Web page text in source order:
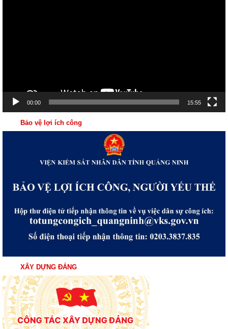
00:00 15:55
Bảo vệ lợi ích công
XÂY DỰNG ĐẢNG